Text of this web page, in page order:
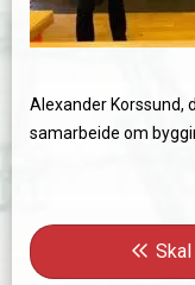
Alexander Korssund,
samarbeide om